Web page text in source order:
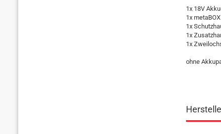
1x 18V
1x
1x
1x
1x
ohne